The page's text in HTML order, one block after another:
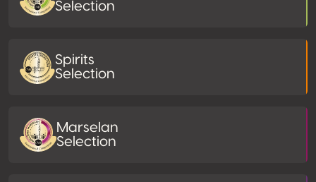
Selection
Spirits
Selection
Marselan
Selection